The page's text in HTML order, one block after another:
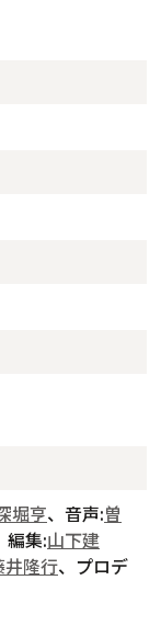
堀亨、音声:曽
編集:山下建
井隆行、プロデ